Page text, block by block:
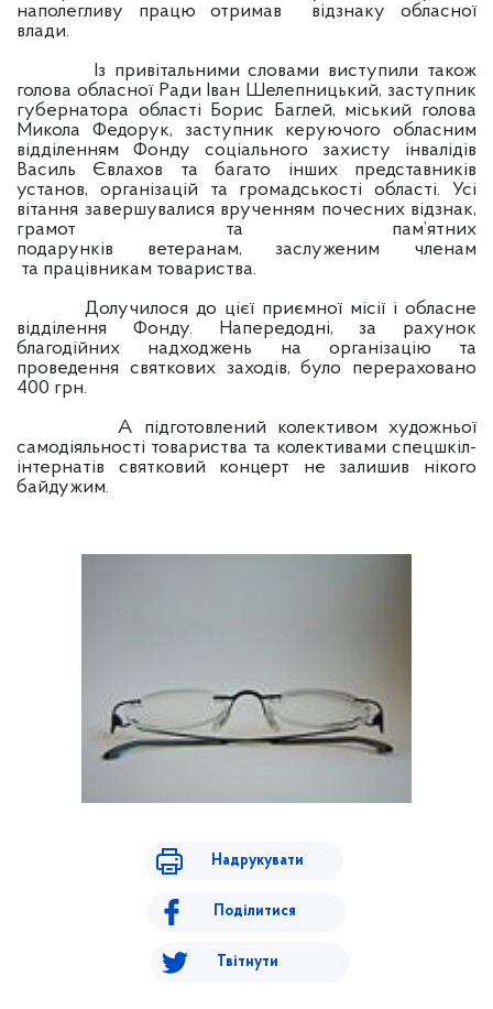
наполегливу працю отримав відзнаку обласної
влади.
Із привітальними словами виступили також
голова обласної Ради Іван Шелепницький, заступник
губернатора області Борис Баглей, міський голова
Микола Федорук, заступник керуючого обласним
відділенням Фонду соціального захисту інвалідів
Василь Євлахов та багато інших представників
установ, організацій та громадськості області. Усі
вітання завершувалися врученням почесних відзнак,
грамот та пам’ятних
подарунків ветеранам, заслуженим членам
та працівникам товариства.
Долучилося до цієї приємної місії і обласне
відділення Фонду. Напередодні, за рахунок
благодійних надходжень на організацію та
проведення святкових заходів, було перераховано
400 грн.
А підготовлений колективом художньої
самодіяльності товариства та колективами спецшкіл-
інтернатів святковий концерт не залишив нікого
байдужим.
Надрукувати
Поділитися
Твітнути